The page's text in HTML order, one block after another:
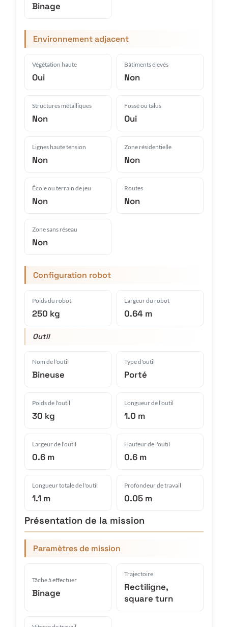
Binage
Environnement adjacent
Végétation haute
Oui
Bâtiments élevés
Non
Structures métalliques
Non
Fossé ou talus
Oui
Lignes haute tension
Non
Zone résidentielle
Non
École ou terrain de jeu
Non
Routes
Non
Zone sans réseau
Non
Configuration robot
Poids du robot
250 kg
Largeur du robot
0.64 m
Outil
Nom de l'outil
Bineuse
Type d'outil
Porté
Poids de l'outil
30 kg
Longueur de l'outil
1.0 m
Largeur de l'outil
0.6 m
Hauteur de l'outil
0.6 m
Longueur totale de l'outil
1.1 m
Profondeur de travail
0.05 m
Présentation de la mission
Paramètres de mission
Tâche à effectuer
Binage
Trajectoire
Rectiligne,
square turn